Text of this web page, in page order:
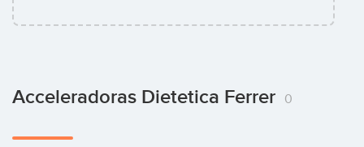
Acceleradoras Dietetica Ferrer 0